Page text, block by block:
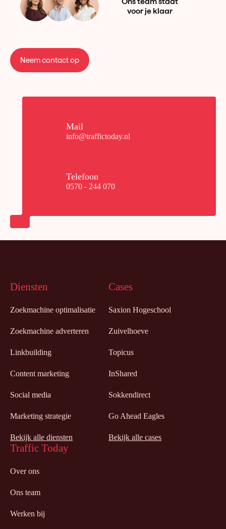
voor je klaar
Neem contact op
Mail
info@traffictoday.nl
Telefoon
0570 - 244 070
Diensten
Zoekmachine optimalisatie
Zoekmachine adverteren
Linkbuilding
Content marketing
Social media
Marketing strategie
Bekijk alle diensten
Cases
Saxion Hogeschool
Zuivelhoeve
Topicus
InShared
Sokkendirect
Go Ahead Eagles
Bekijk alle cases
Traffic Today
Over ons
Ons team
Werken bij